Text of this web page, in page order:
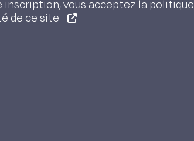
inscription, vous acceptez la politique
de ce site